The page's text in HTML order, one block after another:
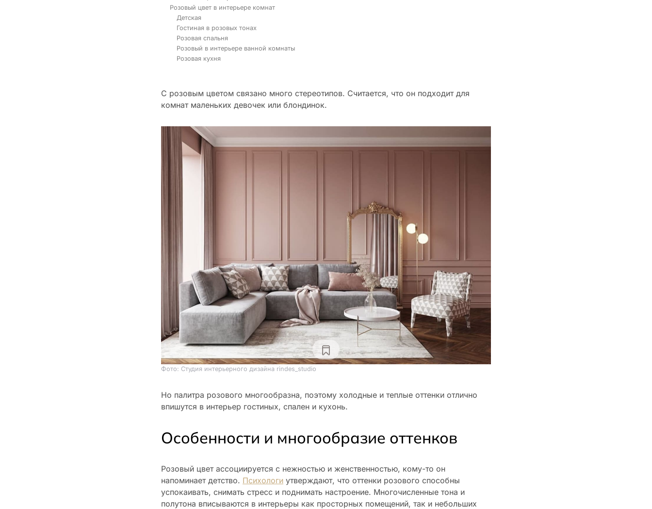
Розовый цвет в интерьере комнат
Детская
Гостиная в розовых тонах
Розовая спальня
Розовый в интерьере ванной комнаты
Розовая кухня
С розовым цветом связано много стереотипов. Считается, что он подходит для
комнат маленьких девочек или блондинок.
Фото: Студия интерьерного дизайна rindes_studio
Но палитра розового многообразна, поэтому холодные и теплые оттенки отлично
впишутся в интерьер гостиных, спален и кухонь.
Особенности и многообразие оттенков
Розовый цвет ассоциируется с нежностью и женственностью, кому-то он
напоминает детство. Психологи утверждают, что оттенки розового способны
успокаивать, снимать стресс и поднимать настроение. Многочисленные тона и
полутона вписываются в интерьеры как просторных помещений, так и небольших